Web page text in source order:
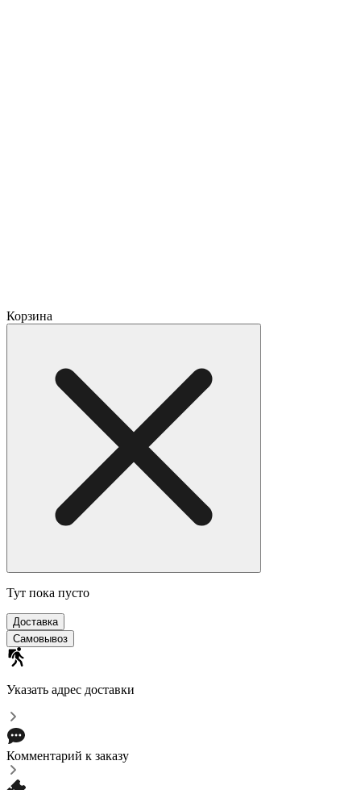
Корзина
Тут пока пусто
Доставка
Самовывоз
Указать адрес доставки
Комментарий к заказу